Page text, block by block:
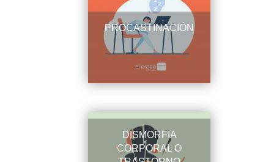
PROCASTINACIÓN
DISMORFIA
CORPORAL O